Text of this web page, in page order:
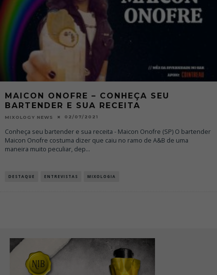
MAICON ONOFRE – CONHEÇA SEU
BARTENDER E SUA RECEITA
MIXOLOGY NEWS 02/07/2021
Conheça seu bartender e sua receita - Maicon Onofre (SP) O bartender
Maicon Onofre costuma dizer que caiu no ramo de A&B de uma
maneira muito peculiar, dep...
DESTAQUE ENTREVISTAS MIXOLOGIA